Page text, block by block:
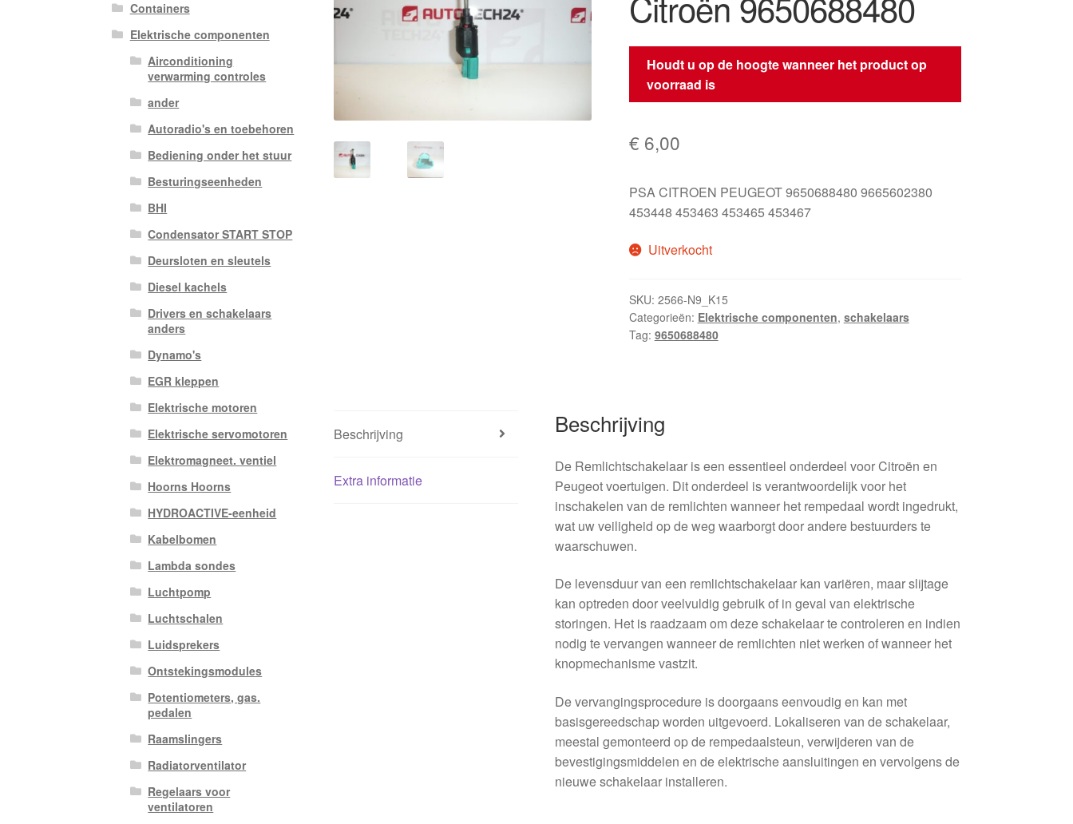
Houdt u op de hoogte wanneer het product op
voorraad is
€ 6,00
PSA CITROEN PEUGEOT 9650688480 9665602380
453448 453463 453465 453467
Uitverkocht
SKU: 2566-N9_K15
Categorieën: Elektrische componenten, schakelaars
Tag: 9650688480
Beschrijving
Extra informatie
Beschrijving
De Remlichtschakelaar is een essentieel onderdeel voor Citroën en
Peugeot voertuigen. Dit onderdeel is verantwoordelijk voor het
inschakelen van de remlichten wanneer het rempedaal wordt ingedrukt,
wat uw veiligheid op de weg waarborgt door andere bestuurders te
waarschuwen.
De levensduur van een remlichtschakelaar kan variëren, maar slijtage
kan optreden door veelvuldig gebruik of in geval van elektrische
storingen. Het is raadzaam om deze schakelaar te controleren en indien
nodig te vervangen wanneer de remlichten niet werken of wanneer het
knopmechanisme vastzit.
De vervangingsprocedure is doorgaans eenvoudig en kan met
basisgereedschap worden uitgevoerd. Lokaliseren van de schakelaar,
meestal gemonteerd op de rempedaalsteun, verwijderen van de
bevestigingsmiddelen en de elektrische aansluitingen en vervolgens de
nieuwe schakelaar installeren.
Containers
Elektrische componenten
Airconditioning
verwarming controles
ander
Autoradio's en toebehoren
Bediening onder het stuur
Besturingseenheden
BHI
Condensator START STOP
Deursloten en sleutels
Diesel kachels
Drivers en schakelaars
anders
Dynamo's
EGR kleppen
Elektrische motoren
Elektrische servomotoren
Elektromagneet. ventiel
Hoorns Hoorns
HYDROACTIVE-eenheid
Kabelbomen
Lambda sondes
Luchtpomp
Luchtschalen
Luidsprekers
Ontstekingsmodules
Potentiometers, gas.
pedalen
Raamslingers
Radiatorventilator
Regelaars voor
ventilatoren